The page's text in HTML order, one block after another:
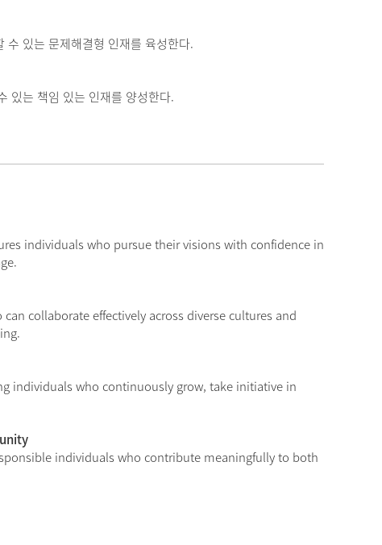
수 있는 문제해결형 인재를 육성한다.
있는 책임 있는 인재를 양성한다.
individuals who pursue their visions with confidence in
collaborate effectively across diverse cultures and
individuals who continuously grow, take initiative in
individuals who contribute meaningfully to both